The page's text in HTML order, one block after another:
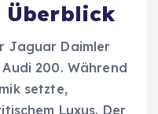
Jaguar Daimler
200. Während
setzte,
Luxus. Der